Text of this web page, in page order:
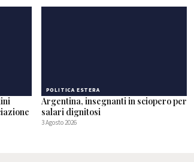
POLITICA ESTERA
Argentina, insegnanti in sciopero per
salari dignitosi
3 Agosto 2026